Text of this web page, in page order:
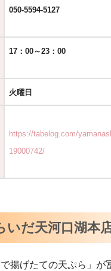
050-5594-5127
17：00～23：00
火曜日
https://tabelog.com/
19000742/
いだ天河口湖本
で揚げたての天ぷら」